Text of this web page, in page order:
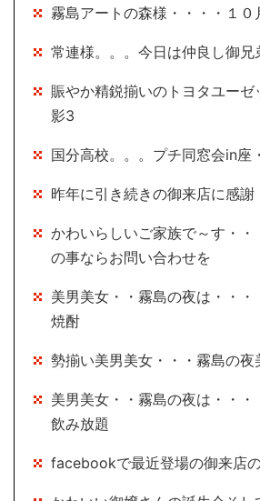
霧島アートの森様・・・・１０
常連様。。。今日は仲良し御兄
賑やか精鋭揃いのトヨタユーゼ
影3
国分高校。。。プチ同窓会in座
昨年に引き続きの御来店に感謝
かわいらしいご家族で～す・
の事ならお問い合わせを
美男美女・・霧島の夜は・・
焼酎
勢揃い美男美女・・・霧島の夜
美男美女・・霧島の夜は・・
飲み放題
facebookで最近登場の御来店